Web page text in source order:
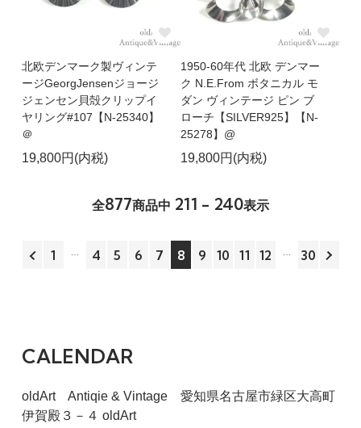
北欧デンマーク製ヴィンテ
ージGeorgJensenジョージ
ジェンセン貝殻クリップイ
ヤリング#107【N-25340】
＠
19,800円(内税)
1950-60年代 北欧 デンマー
ク N.E.From ボタニカル モ
ダン ヴィンテージ ピン ブ
ローチ【SILVER925】【N-
25278】@
19,800円(内税)
全877商品中 211 - 240表示
1 4 5 6 7 8 9 10 11 12 30
CALENDAR
oldArt Antiqie & Vintage 愛知県名古屋市緑区大高町
伊賀殿３－４ oldArt